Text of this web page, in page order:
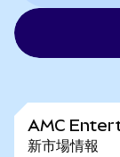
AMC
新市場情報